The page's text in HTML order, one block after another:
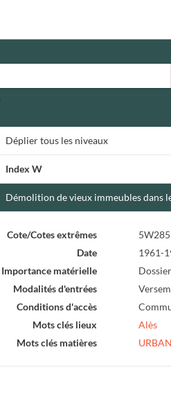
Dépliertous les niveaux
Index W
Démolition de vieux immeubles dans
Cote/Cotes extrêmes
5W285
Date
1961-
Importance matérielle
Modalités d'entrées
Conditions d'accès
Mots clés lieux
Alès
Mots clés matières